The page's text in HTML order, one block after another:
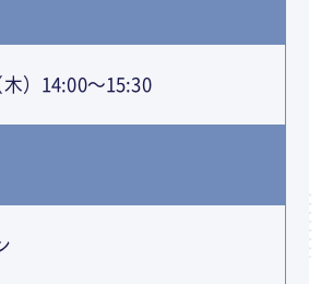
）14:00～15:30